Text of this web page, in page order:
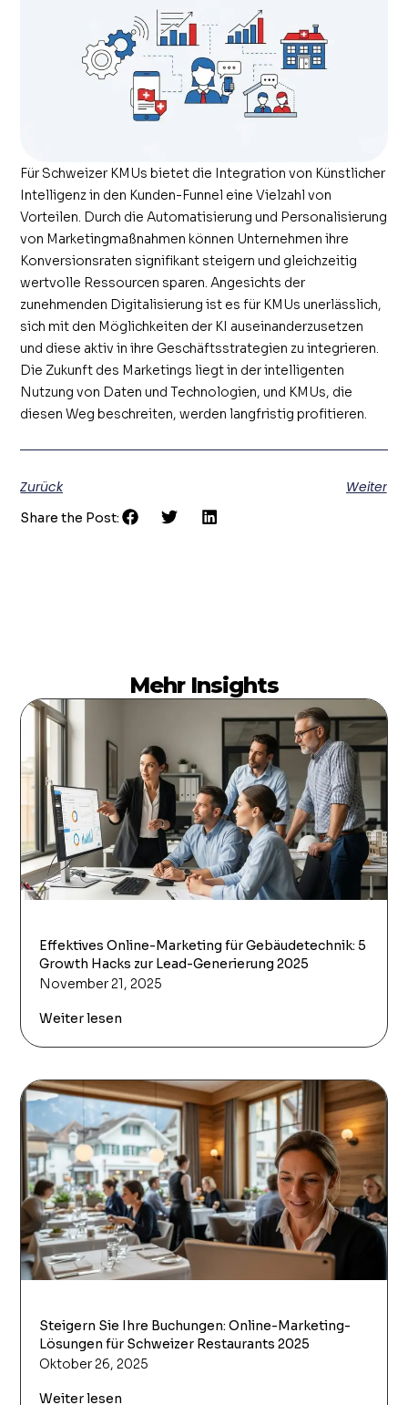
Für Schweizer KMUs bietet die Integration von Künstlicher
Intelligenz in den Kunden-Funnel eine Vielzahl von
Vorteilen. Durch die Automatisierung und Personalisierung
von Marketingmaßnahmen können Unternehmen ihre
Konversionsraten signifikant steigern und gleichzeitig
wertvolle Ressourcen sparen. Angesichts der
zunehmenden Digitalisierung ist es für KMUs unerlässlich,
sich mit den Möglichkeiten der KI auseinanderzusetzen
und diese aktiv in ihre Geschäftsstrategien zu integrieren.
Die Zukunft des Marketings liegt in der intelligenten
Nutzung von Daten und Technologien, und KMUs, die
diesen Weg beschreiten, werden langfristig profitieren.
Zurück Weiter
Share the Post:
Mehr Insights
Effektives Online-Marketing für Gebäudetechnik: 5
Growth Hacks zur Lead-Generierung 2025
November 21, 2025
Weiter lesen
Steigern Sie Ihre Buchungen: Online-Marketing-
Lösungen für Schweizer Restaurants 2025
Oktober 26, 2025
Weiter lesen